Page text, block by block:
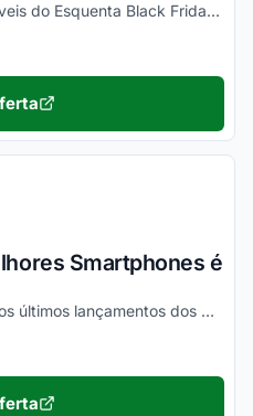
Confira essas ofertas imperdíveis do Esquenta Black Friday Casas Bahia!
Smartphones é
Ative seu desconto e confira os últimos lançamentos dos melhores smartphones de 2020 na loja virtual KaBuM!